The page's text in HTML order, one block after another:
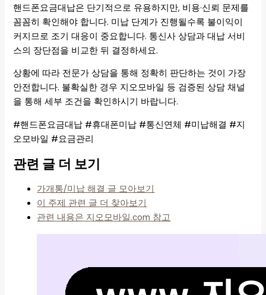
핸드폰요금대납은 단기적으로 유용하지만, 비용·신뢰 문제를
꼼꼼히 확인해야 합니다. 미납 단계가 진행될수록 불이익이
커지므로 조기 대응이 중요합니다. 통신사 상담과 대납 서비
스의 장단점을 비교한 뒤 결정하세요.
상황에 따라 전문가 상담을 통해 정확히 판단하는 것이 가장
안전합니다. 불확실한 경우 지오모바일 등 검증된 상담 채널
을 통해 세부 조건을 확인하시기 바랍니다.
#핸드폰요금대납 #휴대폰미납 #통신연체 #미납해결 #지
오모바일 #요금관리
관련 글 더 보기
가개통/미납 해결 글 모아보기
이 주제 관련 글 더 찾아보기
관련 내용은 지오모바일.com 참고